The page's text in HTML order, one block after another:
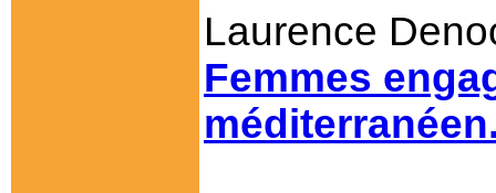
Laurence
Femmes